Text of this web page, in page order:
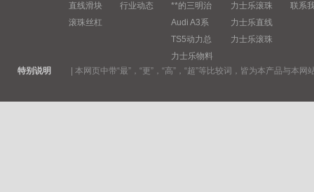
直线滑块
滚珠丝杠
行业动态
**的三明治
Audi A3系
TS5动力总
力士乐物料
力士乐滚珠
力士乐直线
力士乐滚珠
联系
特别说明 本网页中带“最”，“更”，“高”，“超”等比较词，皆为本产品与本网